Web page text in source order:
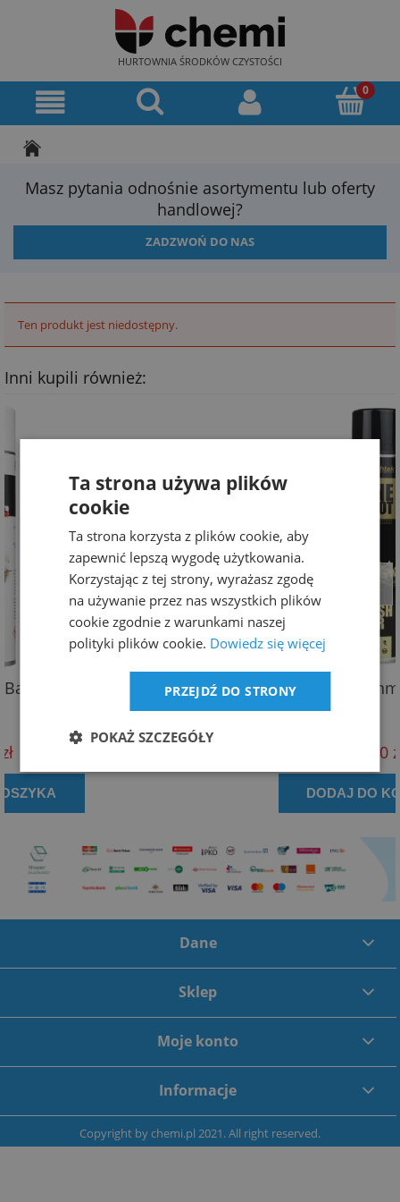
HURTOWNIA ŚRODKÓW CZYSTOŚCI
Masz pytania odnośnie asortymentu lub oferty
handlowej?
ZADZWOŃ DO NAS
Ten produkt jest niedostępny.
Inni kupili również:
Freshtek ONE SHOT – Kashmir Premium Line
Dane
Sklep
Moje konto
Informacje
Copyright bychemi.pl 2021. All right reserved.
Ta strona używa plików
cookie
Ta strona korzysta z plików cookie, aby
zapewnić lepszą wygodę użytkowania.
Korzystając z tej strony, wyrażasz zgodę
na używanie przez nas wszystkich plików
cookie zgodnie z warunkami naszej
polityki plików cookie. Dowiedz się więcej
PRZEJDŹ DO STRONY
POKAŻ SZCZEGÓŁY